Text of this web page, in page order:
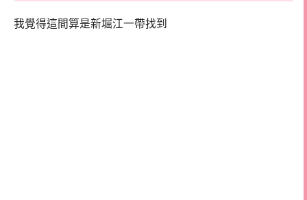
我覺得這間算是新堀江一帶找到